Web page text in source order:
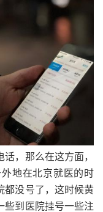
，那么在这方面，
地在北京就医的时
都没号了，这时候黄
些到医院挂号一些注